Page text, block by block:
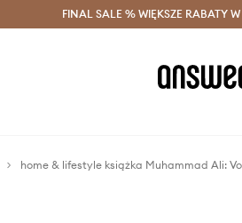
Oszczędzaj z Answear Club >
FINAL SALE % WIĘKSZE RABATY